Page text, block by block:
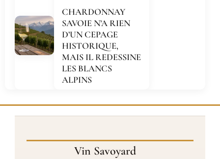
CHARDONNAY
SAVOIE N’A RIEN
D’UN CEPAGE
HISTORIQUE,
MAIS IL REDESSINE
LES BLANCS
ALPINS
Vin Savoyard